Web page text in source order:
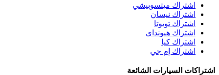
اشتراك ميتسوبيشي
اشتراك نيسان
اشتراك تويوتا
اشتراك هيونداي
اشتراك كيا
اشتراك إم جي
اشتراكات السيارات الشائعة